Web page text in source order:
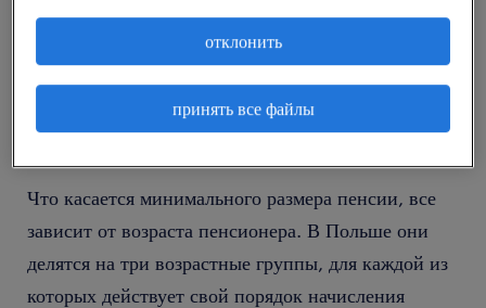
соответствующий минимальный трудовой
стаж: 20 лет для женщин и 25 лет для
мужчин;
постоянное проживание в Польше.
Что касается минимального размера пенсии, все
зависит от возраста пенсионера. В Польше они
делятся на три возрастные группы, для каждой из
которых действует свой порядок начисления
принять все файлы
отклонить